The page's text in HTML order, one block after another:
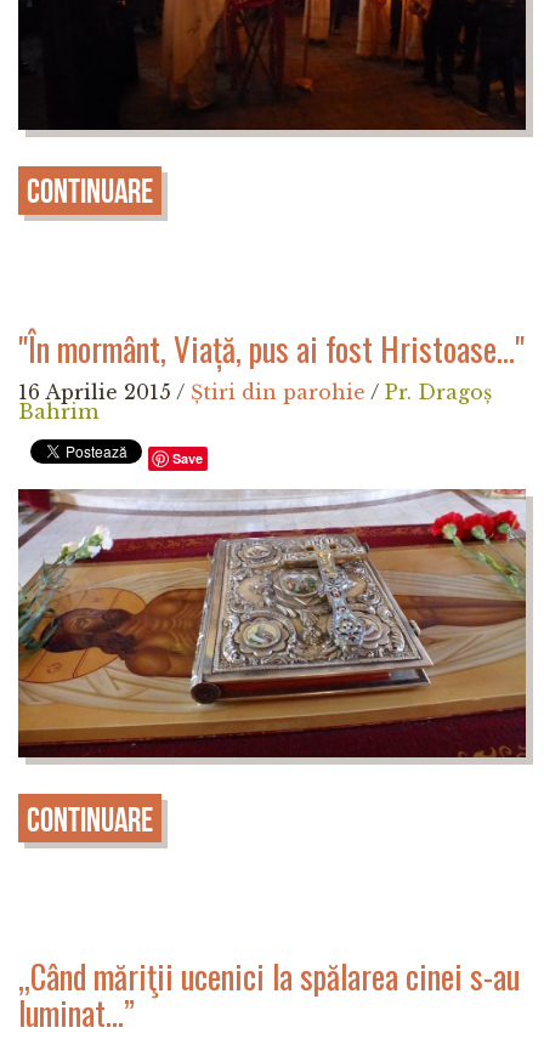
Continuare
"În mormânt, Viață, pus ai fost Hristoase..."
16 Aprilie 2015 / Știri din parohie / Pr. Dragoș
Bahrim
Save
Continuare
„Când măriţii ucenici la spălarea cinei s-au
luminat...”